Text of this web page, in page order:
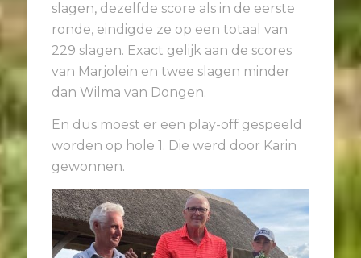
slagen, dezelfde score als in de eerste
ronde, eindigde ze op een totaal van
229 slagen. Exact gelijk aan de scores
van Marjolein en twee slagen minder
dan Wilma van Dongen.
En dus moest er een play-off gespeeld
worden op hole 1. Die werd door Karin
gewonnen.